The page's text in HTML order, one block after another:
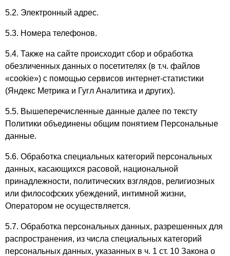
5.2. Электронный адрес.
5.3. Номера телефонов.
5.4. Также на сайте происходит сбор и обработка
обезличенных данных о посетителях (в т.ч. файлов
«cookie») с помощью сервисов интернет-статистики
(Яндекс Метрика и Гугл Аналитика и других).
5.5. Вышеперечисленные данные далее по тексту
Политики объединены общим понятием Персональные
данные.
5.6. Обработка специальных категорий персональных
данных, касающихся расовой, национальной
принадлежности, политических взглядов, религиозных
или философских убеждений, интимной жизни,
Оператором не осуществляется.
5.7. Обработка персональных данных, разрешенных для
распространения, из числа специальных категорий
персональных данных, указанных в ч. 1 ст. 10 Закона о